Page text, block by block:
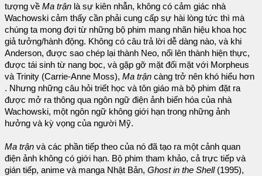
tượng về Ma trận là sự kiên nhẫn, không có cảm giác nhà
Wachowski cảm thấy cần phải cung cấp sự hài lòng tức thì mà
chúng ta mong đợi từ những bộ phim mang nhãn hiệu khoa học
giả tưởng/hành động. Không có câu trả lời dễ dàng nào, và khi
Anderson, được sao chép lại thành Neo, nổi lên thành hiện thực,
được tái sinh từ nang bọc, và gặp gỡ mặt đối mặt với Morpheus
và Trinity (Carrie-Anne Moss), Ma trận càng trở nên khó hiểu hơn
. Nhưng những câu hỏi triết học và tôn giáo mà bộ phim đặt ra
được mở ra thông qua ngôn ngữ điện ảnh biến hóa của nhà
Wachowski, một ngôn ngữ không giới hạn trong những ảnh
hưởng và kỳ vọng của người Mỹ.
Ma trận và các phần tiếp theo của nó đã tạo ra một cảnh quan
điện ảnh không có giới hạn. Bộ phim tham khảo, cả trực tiếp và
gián tiếp, anime và manga Nhật Bản, Ghost in the Shell(1995),